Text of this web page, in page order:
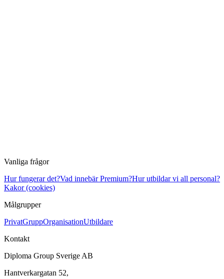
Vanliga frågor
Hur fungerar det?Vad innebär Premium?Hur utbildar vi all personal?
Kakor (cookies)
Målgrupper
PrivatGruppOrganisationUtbildare
Kontakt
Diploma Group Sverige AB
Hantverkargatan 52,